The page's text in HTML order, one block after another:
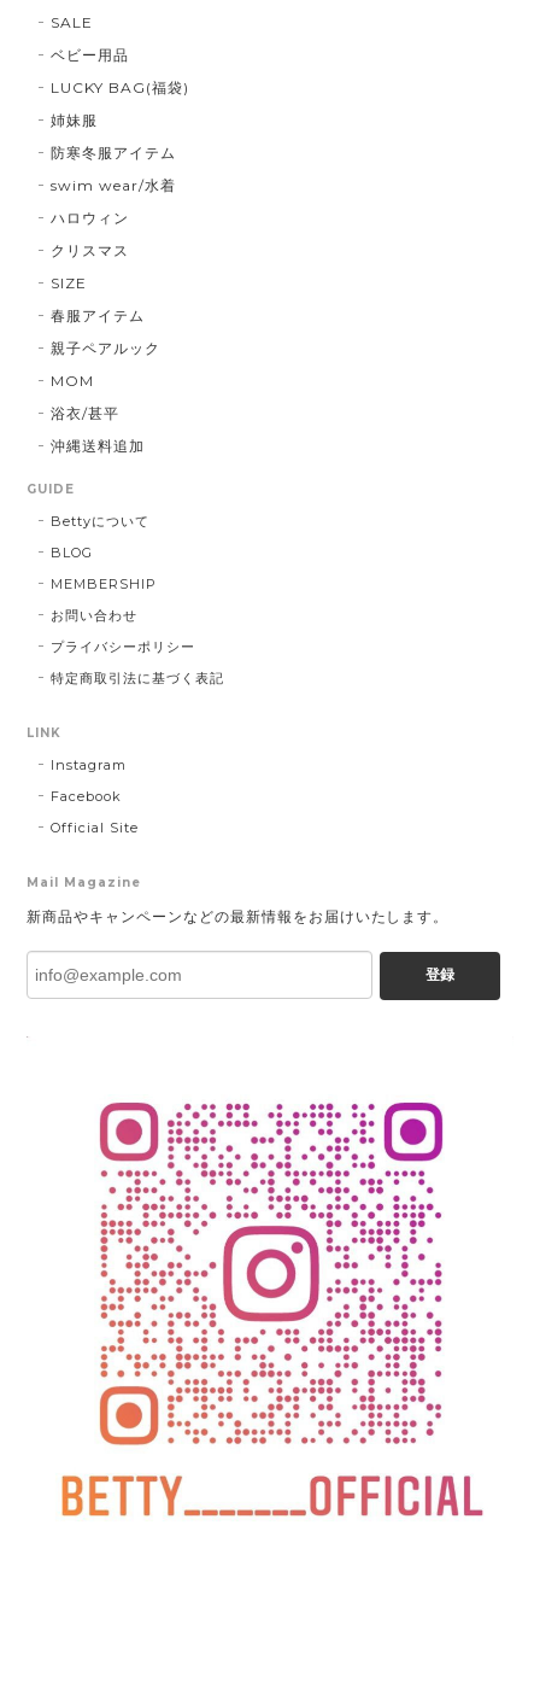
SALE
ベビー用品
LUCKY BAG(福袋)
姉妹服
防寒冬服アイテム
swim wear/水着
ハロウィン
クリスマス
SIZE
春服アイテム
親子ペアルック
MOM
浴衣/甚平
沖縄送料追加
GUIDE
Bettyについて
BLOG
MEMBERSHIP
お問い合わせ
プライバシーポリシー
特定商取引法に基づく表記
LINK
Instagram
Facebook
Official Site
Mail Magazine
新商品やキャンペーンなどの最新情報をお届けいたします。
登録